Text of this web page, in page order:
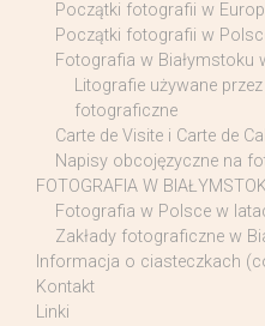
Początki fotografii w
Początki fotografii w
Fotografia w Białymstoku
Litografie używane
fotograficzne
Carte de Visite i Carte de
Napisy obcojęzyczne na
FOTOGRAFIA W
Fotografia w Polsce w
Zakłady fotograficzne w
Informacja o ciasteczkach
Kontakt
Linki